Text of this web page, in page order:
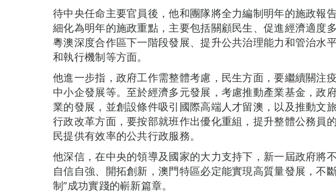
待中央任命主要官員後，他和團隊將全力編制明年的施政報
細化為明年的施政重點，主要包括關顧民生、促進經濟適度
粵澳深度合作區下一階段發展、提升公共治理能力和管治水
和執行機制等方面。
他進一步指，政府工作需整體考慮，民生方面，要繼續關注
中小企發展等。至於經濟多元發展，考慮推動產業基金，政
業的發展，並創設條件吸引國際高端人才留澳，以及推動文
行政改革方面，要按部就班作出優化重組，提升整體公務員
民提供有效率的公共行政服務。
他深信，在中央的領導及國家的大力支持下，新一屆政府將
自信自強、開拓創新，澳門特區必定能實現高質量發展，不
制”成功實踐的嶄新篇章。